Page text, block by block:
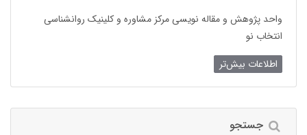
واحد پژوهش و مقاله نویسی مرکز مشاوره و کلینیک روانشناسی
انتخاب نو
اطلاعات بیش‌تر
جستجو